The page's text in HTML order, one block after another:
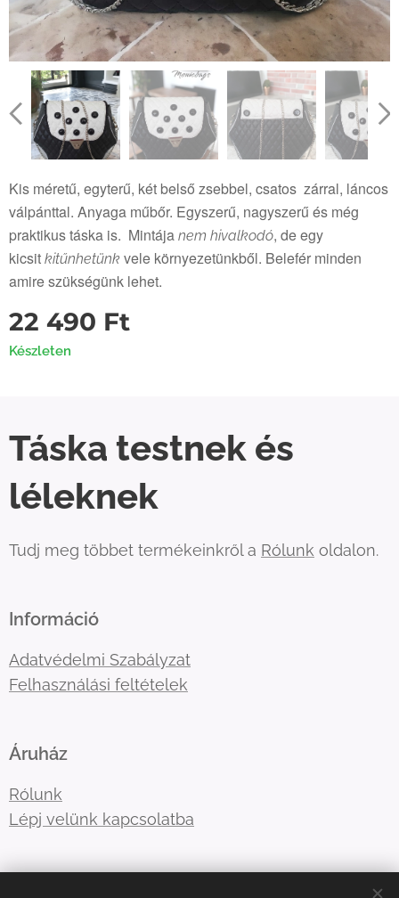
Kis méretű, egyterű, két belső zsebbel, csatos zárral, láncos
válpánttal. Anyaga műbőr. Egyszerű, nagyszerű és még
praktikus táska is. Mintája nem hivalkodó, de egy
kicsit kitűnhetünk vele környezetünkből. Belefér minden
amire szükségünk lehet.
22 490 Ft
Készleten
Táska testnek és
léleknek
Tudj meg többet termékeinkről a Rólunk oldalon.
Információ
Adatvédelmi Szabályzat
Felhasználási feltételek
Áruház
Rólunk
Lépj velünk kapcsolatba
tre3famili@gmail.com